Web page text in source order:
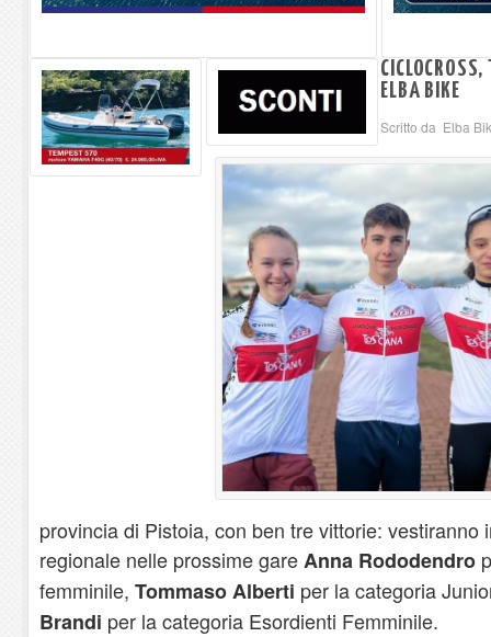
ELBA BIKE
Scritto da Elba
provincia di Pistoia, con ben tre vittorie: vestiranno
regionale nelle prossime gareAnna Rododendro
femminile, Tommaso Alberti per la categoria
Brandi per la categoria Esordienti Femminile.